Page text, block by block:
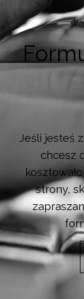
Jeśli jesteś
chcesz
strony,